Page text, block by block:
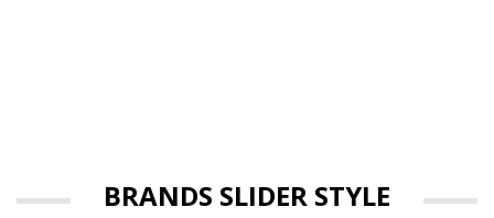
BRANDS SLIDER STYLE